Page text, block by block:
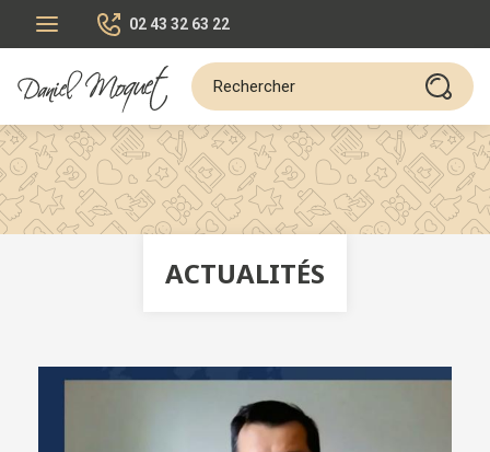
02 43 32 63 22
ACTUALITÉS